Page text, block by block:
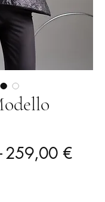
Prezzo
259,00 €Prezzo